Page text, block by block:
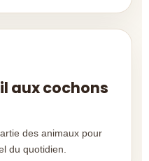
aux cochons
des animaux pour
du quotidien.